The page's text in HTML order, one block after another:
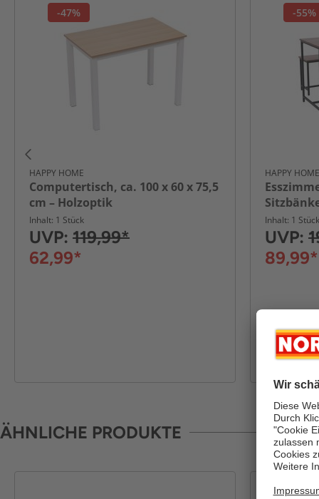
-47%
HAPPY HOME
Computertisch, ca. 100 x 60 x 75,5
cm – Holzoptik
Inhalt: 1 Stück
UVP: 119,99*
62,99*
-55%
HAPPY HOME
Inhalt: 1 Stück
UVP:
89,99*
ÄHNLICHE PRODUKTE